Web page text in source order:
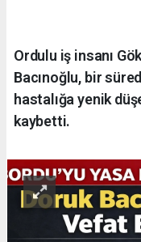
Ordulu iş insanı
Bacınoğlu, bir
hastalığa yenik
kaybetti.